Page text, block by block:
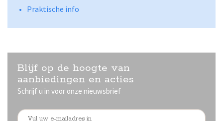
Praktische info
Blijf op de hoogte van
aanbiedingen en acties
Schrijf u in voor onze nieuwsbrief